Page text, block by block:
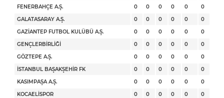
FENERBAHÇE A.Ş.
0 0 0 0 0
0
GALATASARAY A.Ş.
0 0 0 0 0
0
GAZİANTEP FUTBOL KULÜBÜ A.Ş.
0 0 0 0 0
0
GENÇLERBİRLİĞİ
0 0 0 0 0
0
GÖZTEPE A.Ş.
0 0 0 0 0
0
İSTANBUL BAŞAKŞEHİR FK
0 0 0 0 0
0
KASIMPAŞA A.Ş.
0 0 0 0 0
0
KOCAELİSPOR
0 0 0 0 0
0